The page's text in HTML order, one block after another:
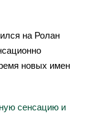
на Ролан
новых имен
сенсацию и